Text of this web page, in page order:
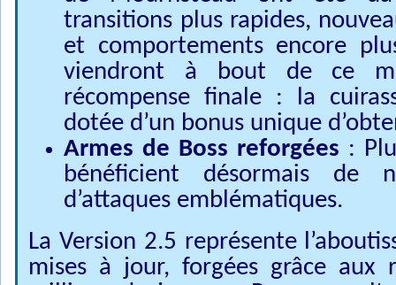
transitions plus rapides,
et comportements encore
viendront à bout de ce
récompense finale : la
dotée d’un bonus unique
Armes de Boss reforgées :
bénéficient désormais de
d’attaques emblématiques.
La Version 2.5 représente
mises à jour, forgées grâce